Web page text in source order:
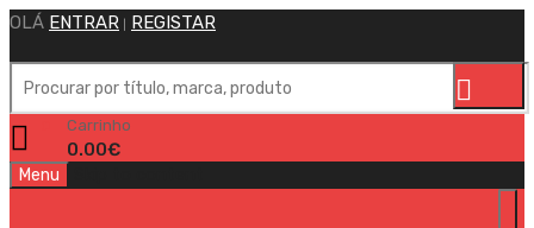
OLÁ ENTRAR REGISTAR
Carrinho
0.00€
Menu